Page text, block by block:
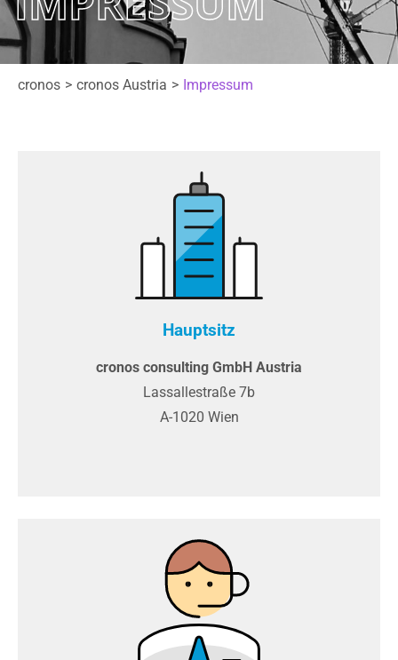
cronos cronos Austria Impressum
Hauptsitz
cronos consulting GmbH Austria
Lassallestraße 7b
A-1020 Wien